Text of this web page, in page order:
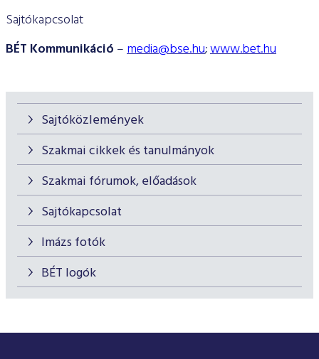
Sajtóközlemények
Szakmai cikkek és tanulmányok
Szakmai fórumok, előadások
Sajtókapcsolat
Imázs fotók
BÉT logók
Sajtókapcsolat
BÉT Kommunikáció –media@bse.hu;www.bet.hu